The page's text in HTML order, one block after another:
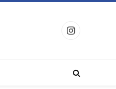
Instagram